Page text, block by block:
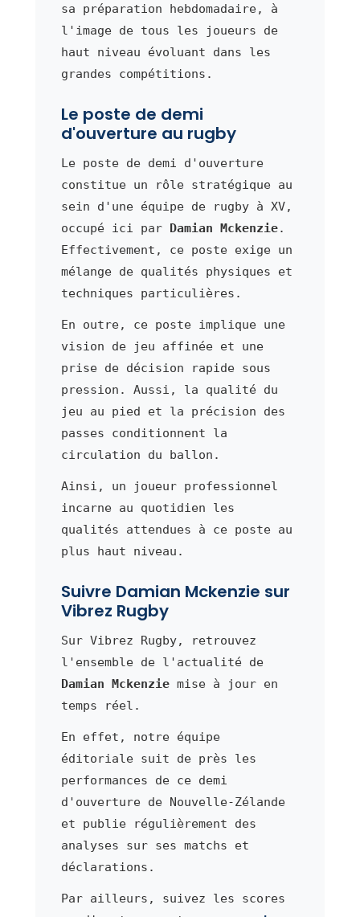
sa préparation hebdomadaire, à
l'image de tous les joueurs de
haut niveau évoluant dans les
grandes compétitions.
Le poste de demi
d'ouverture au rugby
Le poste de demi d'ouverture
constitue un rôle stratégique au
sein d'une équipe de rugby à XV,
occupé ici par Damian Mckenzie.
Effectivement, ce poste exige un
mélange de qualités physiques et
techniques particulières.
En outre, ce poste implique une
vision de jeu affinée et une
prise de décision rapide sous
pression. Aussi, la qualité du
jeu au pied et la précision des
passes conditionnent la
circulation du ballon.
Ainsi, un joueur professionnel
incarne au quotidien les
qualités attendues à ce poste au
plus haut niveau.
Suivre Damian Mckenzie sur
Vibrez Rugby
Sur Vibrez Rugby, retrouvez
l'ensemble de l'actualité de
Damian Mckenziemise à jour en
temps réel.
En effet, notre équipe
éditoriale suit de près les
performances de ce demi
d'ouverture de Nouvelle-Zélande
et publie régulièrement des
analyses sur ses matchs et
déclarations.
Par ailleurs, suivez les scores